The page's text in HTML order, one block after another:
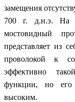
замещения
700 г. д.н.э. На
мостовидный
представляет из
проволокой к
эффективно
функции, но его
высоким.